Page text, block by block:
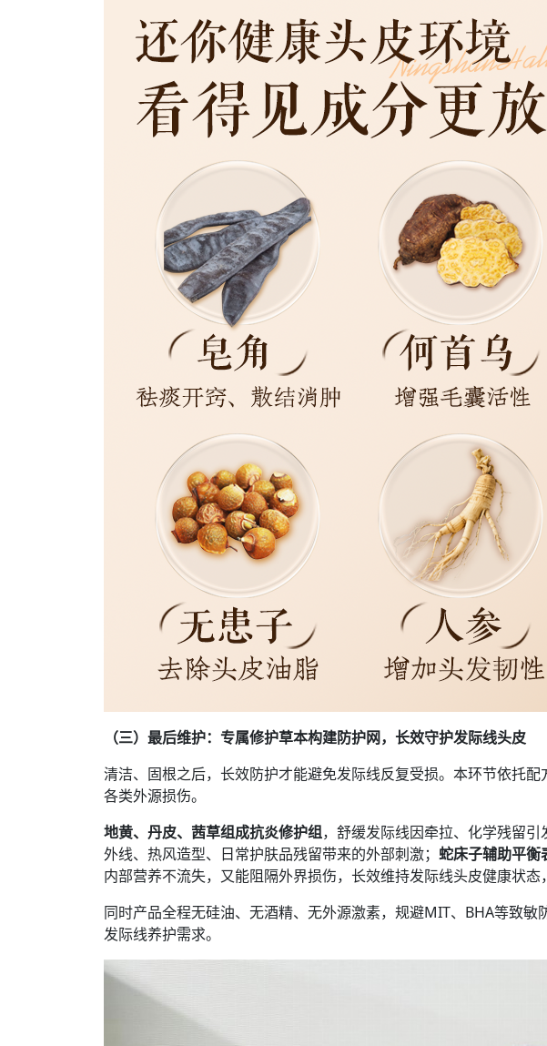
（三）最后维护：专属修护草本构建防护网，长效守护发际线头皮
清洁、固根之后，长效防护才能避免发际线反复受损。本环节依托
各类外源损伤。
地黄、丹皮、茜草组成抗炎修护组，舒缓发际线因牵拉、化学残留引
外线、热风造型、日常护肤品残留带来的外部刺激； 蛇床子辅助平衡
内部营养不流失，又能阻隔外界损伤，长效维持发际线头皮健康状态
同时产品全程无硅油、无酒精、无外源激素，规避MIT、BHA等致
发际线养护需求。